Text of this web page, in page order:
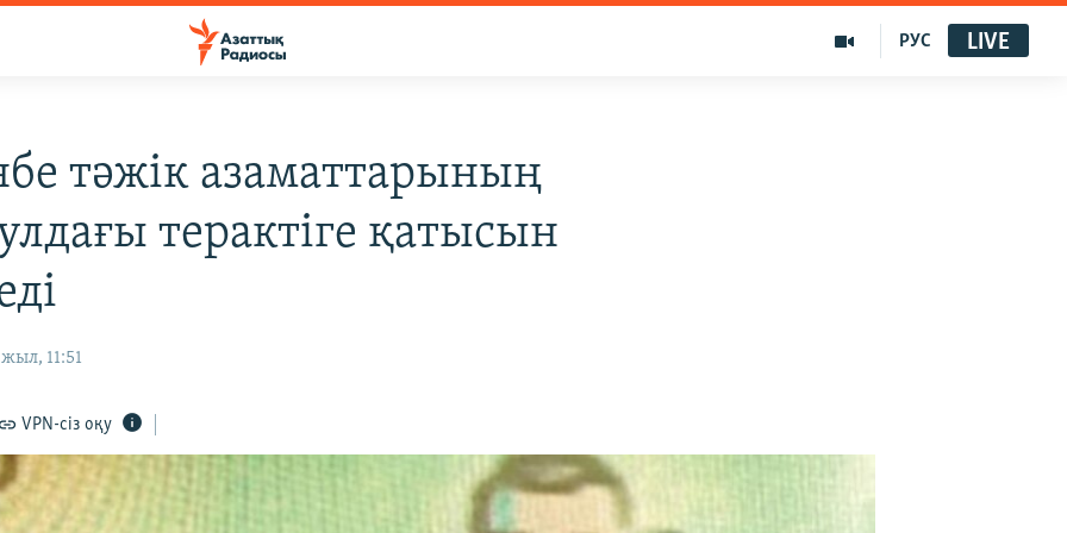
РУС LIVE
тәжік азаматтарының
терактіге қатысын
11:51
VPN-сіз оқу